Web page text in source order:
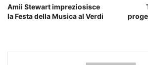
Amii Stewart impreziosisce
la Festa della Musica al Verdi